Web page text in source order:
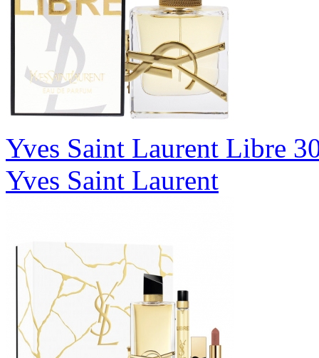
Yves Saint Laurent Libre
Yves Saint Laurent